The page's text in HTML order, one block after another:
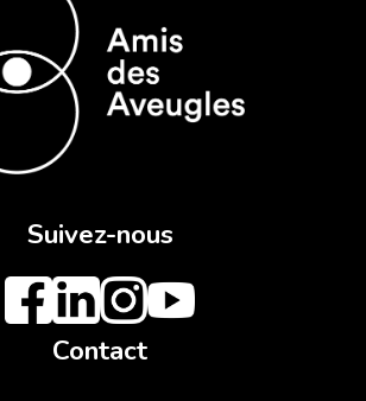
Suivez-nous
Contact